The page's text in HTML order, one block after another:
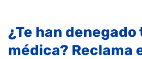
¿Te han
médica? Reclama